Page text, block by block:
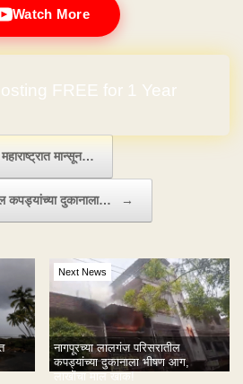
Watch More
FREE for 1 Year
मान्सून…
कपड्यांच्या दुकानाला… →
Next News
नागपूरच्या लालगंज परिसरातील
कपड्यांच्या दुकानाला भीषण आग,
लाखोंचा माल खाक!